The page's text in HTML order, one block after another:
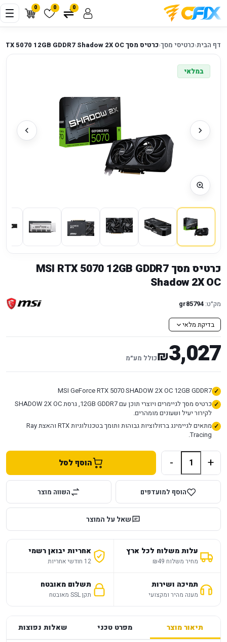
0 0 0
דף הבית‹כרטיסי מסך‹כרטיס מסך MSI RTX 5070 12GB GDDR7 Shadow 2X OC
במלאי
כרטיס מסך MSI RTX 5070 12GB GDDR7
Shadow 2X OC
מק״ט: gr85794
בדיקת מלאי
3,027
₪כולל מע״מ
MSI GeForce RTX 5070 SHADOW 2X OC 12GB GDDR7
כרטיס מסך לגיימרים ויוצרי תוכן עם 12GB GDDR7, גרסת SHADOW 2X OC
לקירור יעיל ושעונים מומהרים.
מתאים לגיימינג ברזולוציות גבוהות ותומך בטכנולוגיות RTX והאצת Ray
Tracing.
+
- הוסף לסל
הוסף למועדפים השווה מוצר
שאל על המוצר
עלות משלוח לכל ארץ
מחיר משלוח ₪49
אחריות יבואן רשמי
12 חודשי אחריות
תמיכה ושירות
מענה מהיר ומקצועי
תשלום מאובטח
תקן SSL מאובטח
תיאור מוצר מפרט טכני שאלות נפוצות